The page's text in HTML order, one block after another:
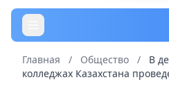
Главная / Общество /
В
колледжах Казахстана